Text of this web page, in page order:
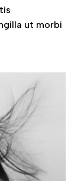
ut morbi